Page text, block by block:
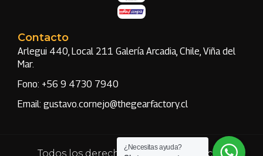
Contacto
Arlegui 440, Local 211 Galería Arcadia, Chile, Viña del
Mar.
Fono: +56 9 4730 7940
Email: gustavo.cornejo@thegearfactory.cl
Todos los derechos reservados | Hecho
¿Necesitas ayuda?